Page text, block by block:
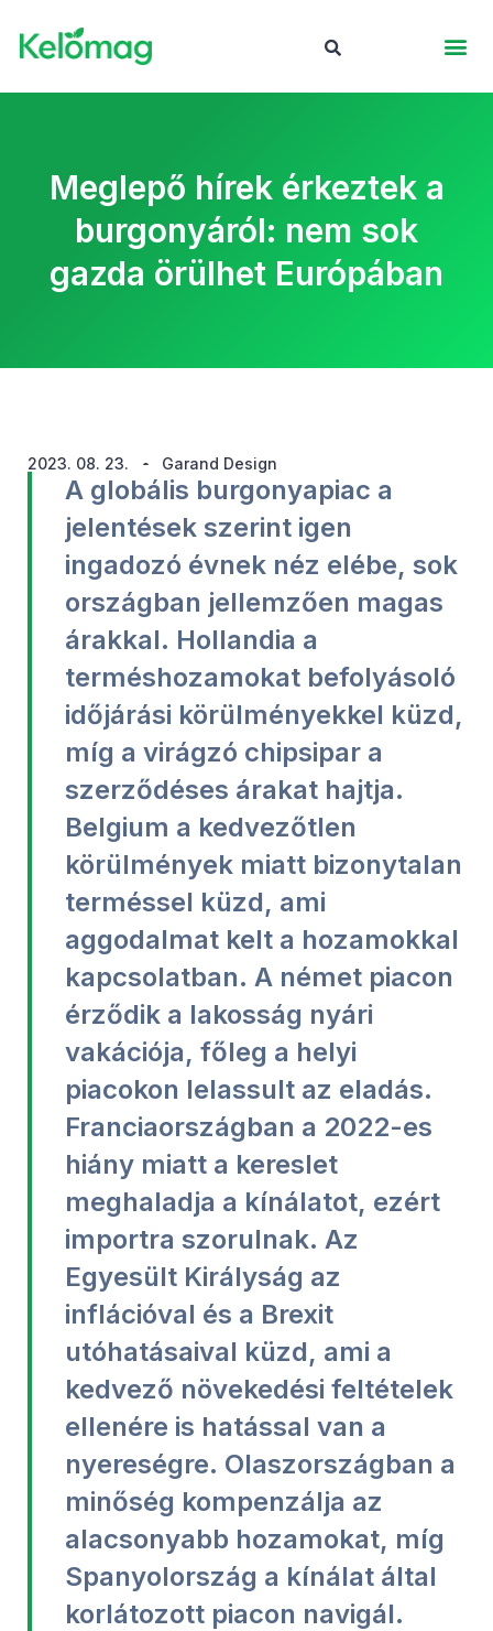
Meglepő hírek érkeztek a
burgonyáról: nem sok
gazda örülhet Európában
2023. 08. 23. Garand Design
A globális burgonyapiac a
jelentések szerint igen
ingadozó évnek néz elébe, sok
országban jellemzően magas
árakkal. Hollandia a
terméshozamokat befolyásoló
időjárási körülményekkel küzd,
míg a virágzó chipsipar a
szerződéses árakat hajtja.
Belgium a kedvezőtlen
körülmények miatt bizonytalan
terméssel küzd, ami
aggodalmat kelt a hozamokkal
kapcsolatban. A német piacon
érződik a lakosság nyári
vakációja, főleg a helyi
piacokon lelassult az eladás.
Franciaországban a 2022-es
hiány miatt a kereslet
meghaladja a kínálatot, ezért
importra szorulnak. Az
Egyesült Királyság az
inflációval és a Brexit
utóhatásaival küzd, ami a
kedvező növekedési feltételek
ellenére is hatással van a
nyereségre. Olaszországban a
minőség kompenzálja az
alacsonyabb hozamokat, míg
Spanyolország a kínálat által
korlátozott piacon navigál.